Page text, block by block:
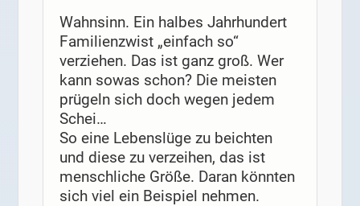
Wahnsinn. Ein halbes Jahrhundert
Familienzwist „einfach so“
verziehen. Das ist ganz groß. Wer
kann sowas schon? Die meisten
prügeln sich doch wegen jedem
Schei…
So eine Lebenslüge zu beichten
und diese zu verzeihen, das ist
menschliche Größe. Daran könnten
sich viel ein Beispiel nehmen.